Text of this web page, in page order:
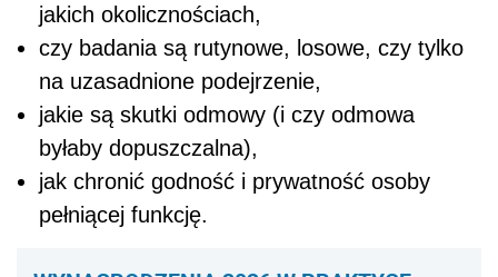
jakich okolicznościach,
czy badania są rutynowe, losowe, czy tylko
na uzasadnione podejrzenie,
jakie są skutki odmowy (i czy odmowa
byłaby dopuszczalna),
jak chronić godność i prywatność osoby
pełniącej funkcję.